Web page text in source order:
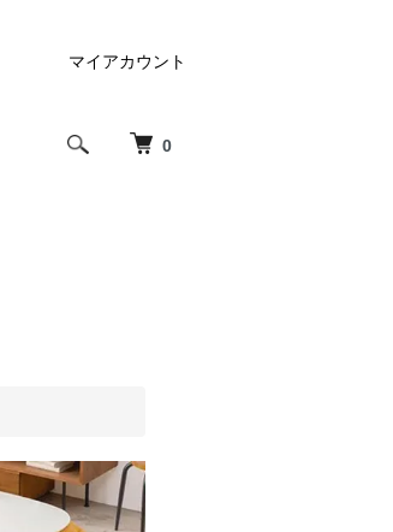
0
マイアカウント